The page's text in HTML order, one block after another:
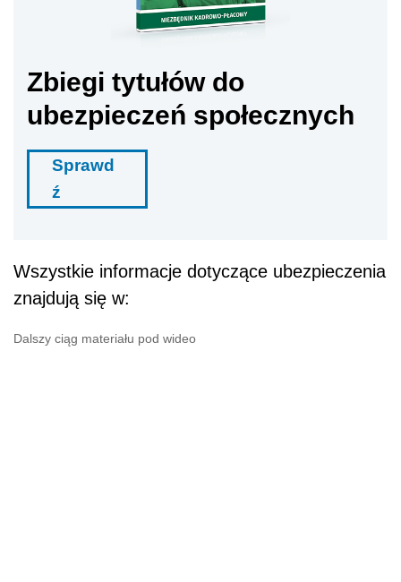
Zbiegi tytułów do
ubezpieczeń społecznych
Sprawd
ź
Wszystkie informacje dotyczące ubezpieczenia
znajdują się w:
Dalszy ciąg materiału pod wideo